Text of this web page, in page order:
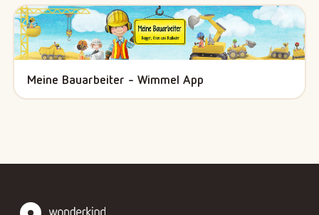
Meine Bauarbeiter - Wimmel App